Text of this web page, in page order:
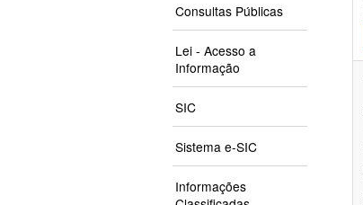
Consultas Públicas
Lei - Acesso a
Informação
SIC
Sistema e-SIC
Informações